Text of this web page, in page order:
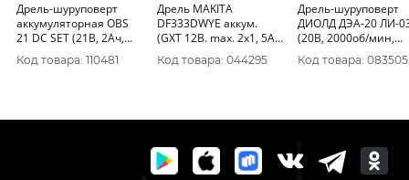
Дрель-шуруповерт
аккумуляторная OBS
21 DC SET (21В, 2Ач,
30Нм кейс) FAVOURITE
(с акк и ЗУ)150121421
Код товара: 110481
Дрель MAKITA
DF333DWYE аккум.
(GXT 12В. max. 2х1, 5А/
ч. з/у. 30/14Нм. Li-on.
БЗП 10мм.)
Код товара: 044295
Дрель-шуруповерт
ДИОЛД ДЭА-20 ЛИ-
(20В, 2000об/мин,
30000уд/мин,
А*ч, оснастка1.5-
Код товара: 083505